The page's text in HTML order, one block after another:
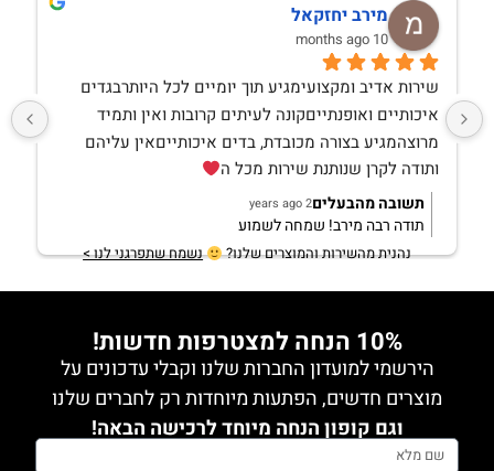
מירב יחזקאל
10 months ago
ותודה לקרן שנותנת שירות מכל ה
תשובה מהבעלים2 years ago
תודה רבה מירב! שמחה לשמוע
נהנית מהשירות והמוצרים שלנו? נשמח שתפרגני לנו >
10% הנחה למצטרפות חדשות!
הירשמי למועדון החברות שלנו וקבלי עדכונים על
מוצרים חדשים, הפתעות מיוחדות רק לחברים שלנו
וגם קופון הנחה מיוחד לרכישה הבאה!